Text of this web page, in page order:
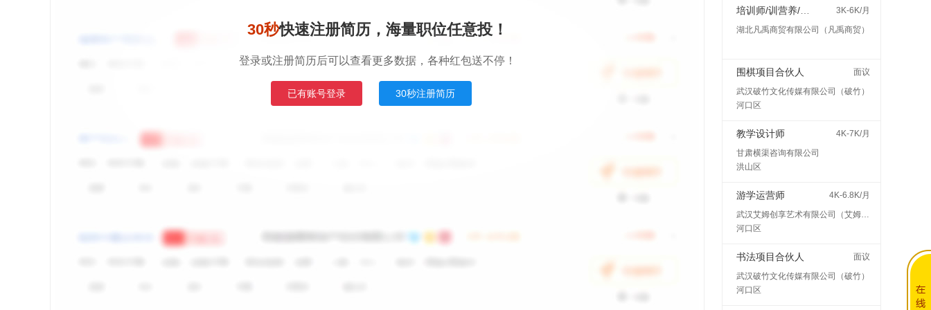
30秒快速注册简历，海量职位任意投！
登录或注册简历后可以查看更多数据，各种红包送不停！
已有账号登录 30秒注册简历
3K-6K/月
湖北凡禹商贸有限公司（凡禹商贸）
围棋项目合伙人
面议
武汉破竹文化传媒有限公司（破竹）
河口区
教学设计师
4K-7K/月
甘肃横渠咨询有限公司
洪山区
游学运营师
4K-6.8K/月
武汉艾姆创享艺术有限公司（艾姆创享）
河口区
书法项目合伙人
面议
武汉破竹文化传媒有限公司（破竹）
河口区